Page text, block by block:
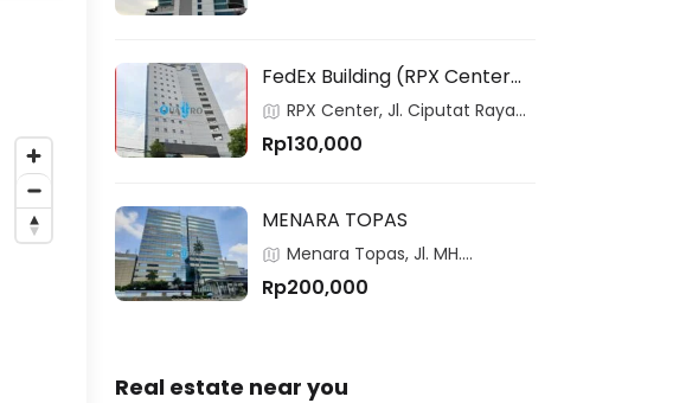
FedEx Building (RPX Center
Building)
RPX Center, Jl. Ciputat Raya
No. 99, Jakarta, 12310, Indonesia
Rp130,000
MENARA TOPAS
Menara Topas, Jl. MH.
Thamrin Kav. 9, Jakarta, 10350,
Indonesia
Rp200,000
Real estate near you